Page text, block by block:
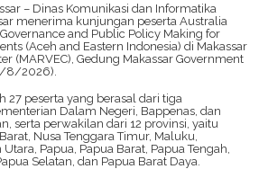
– Dinas Komunikasi dan Informatika
menerima kunjungan peserta Australia
and Public Policy Making for
(Aceh and Eastern Indonesia) di Makassar
(MARVEC), Gedung Makassar Government
8/2026).
27 peserta yang berasal dari tiga
Dalam Negeri, Bappenas, dan
serta perwakilan dari 12 provinsi, yaitu
Nusa Tenggara Timur, Maluku,
Papua, Papua Barat, Papua Tengah,
Selatan, dan Papua Barat Daya.